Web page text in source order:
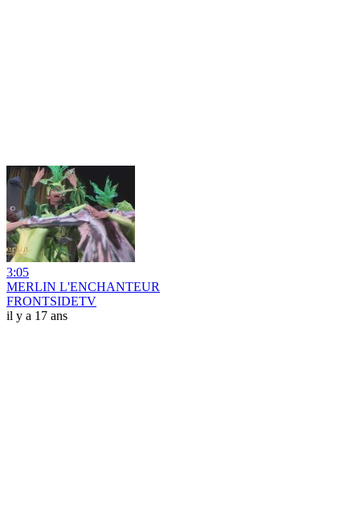
3:05
MERLIN L'ENCHANTEUR
FRONTSIDETV
il y a 17 ans